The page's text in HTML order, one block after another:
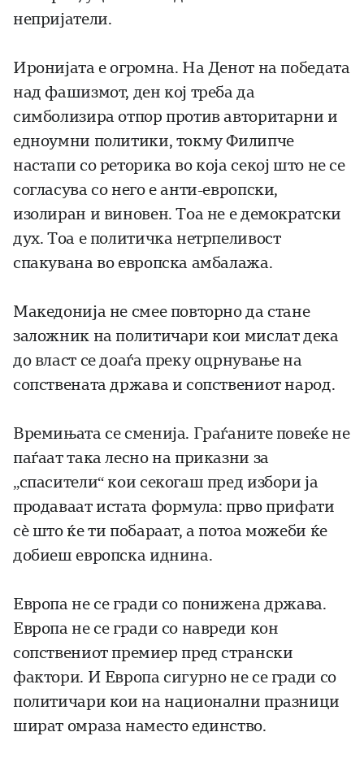
непријатели.
Иронијата е огромна. На Денот на победата
над фашизмот, ден кој треба да
симболизира отпор против авторитарни и
едноумни политики, токму Филипче
настапи со реторика во која секој што не се
согласува со него е анти-европски,
изолиран и виновен. Тоа не е демократски
дух. Тоа е политичка нетрпеливост
спакувана во европска амбалажа.
Македонија не смее повторно да стане
заложник на политичари кои мислат дека
до власт се доаѓа преку оцрнување на
сопствената држава и сопствениот народ.
Времињата се сменија. Граѓаните повеќе не
паѓаат така лесно на приказни за
„спасители“ кои секогаш пред избори ја
продаваат истата формула: прво прифати
сè што ќе ти побараат, а потоа можеби ќе
добиеш европска иднина.
Европа не се гради со понижена држава.
Европа не се гради со навреди кон
сопствениот премиер пред странски
фактори. И Европа сигурно не се гради со
политичари кои на национални празници
шират омраза наместо единство.